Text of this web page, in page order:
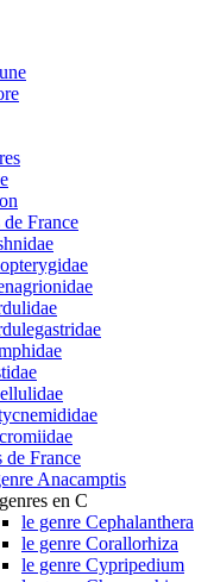
France
de France
Anacamptis
en C
le genre Cephalanthera
le genre Corallorhiza
le genre Cypripedium